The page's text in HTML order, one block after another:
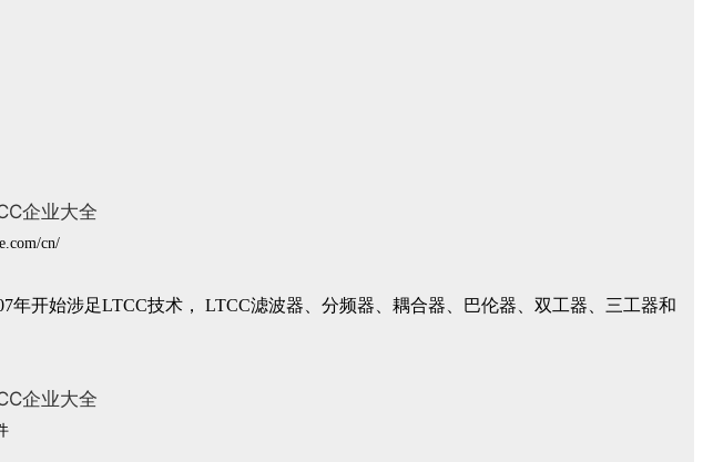
cn/
开始涉足LTCC技术， LTCC滤波器、分频器、耦合器、巴伦器、双工器、三工器和